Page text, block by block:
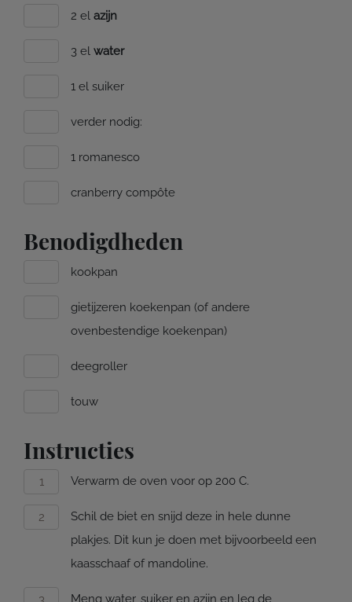
2 el azijn
3 el water
1 el suiker
verder nodig:
1 romanesco
cranberry compôte
Benodigdheden
kookpan
gietijzeren koekenpan (of andere
ovenbestendige koekenpan)
deegroller
touw
Instructies
Verwarm de oven voor op 200 C.
Schil de biet en snijd deze in hele dunne
plakjes. Dit kun je doen met bijvoorbeeld een
kaasschaaf of mandoline.
Meng water, suiker en azijn en leg de